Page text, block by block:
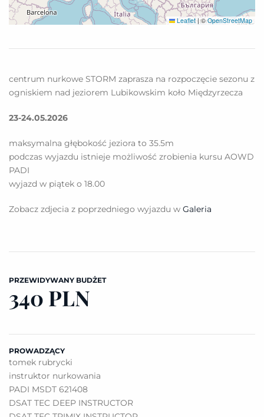
Leaflet |©OpenStreetMap
centrum nurkowe STORM zaprasza na rozpoczęcie sezonu z
ogniskiem nad jeziorem Lubikowskim koło Międzyrzecza
23-24.05.2026
maksymalna głębokość jeziora to 35.5m
podczas wyjazdu istnieje możliwość zrobienia kursu AOWD
PADI
wyjazd w piątek o 18.00
Zobacz zdjecia z poprzedniego wyjazdu w Galeria
PRZEWIDYWANY BUDŻET
340 PLN
PROWADZĄCY
tomek rubrycki
instruktor nurkowania
PADI MSDT 621408
DSAT TEC DEEP INSTRUCTOR